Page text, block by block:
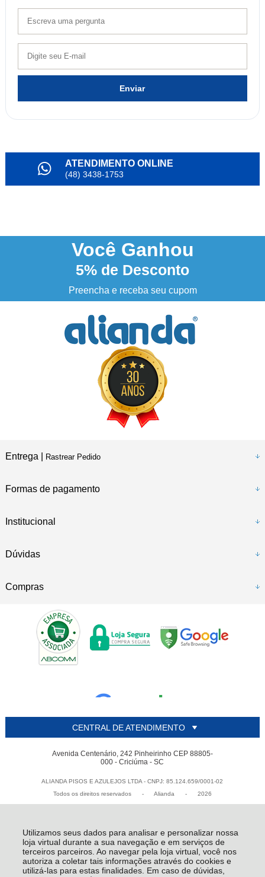
Utilizamos seus dados para analisar e personalizar nossa
loja virtual durante a sua navegação e em serviços de
terceiros parceiros. Ao navegar pela loja virtual, você nos
autoriza a coletar tais informações através do cookies e
utilizá-las para estas finalidades. Em caso de dúvidas,
Enviar
ATENDIMENTO ONLINE
(48) 3438-1753
NOSSO INSTAGRAM @alianda_oficial
3% DESCONTO à vista no boleto ou pix
Você Ganhou
5% de Desconto
Preencha e receba seu cupom
Entrega | Rastrear Pedido
Formas de pagamento
Institucional
Dúvidas
Compras
CENTRAL DE ATENDIMENTO
Avenida Centenário, 242 Pinheirinho CEP 88805-
000 - Criciúma - SC
ALIANDA PISOS E AZULEJOS LTDA - CNPJ: 85.124.659/0001-02
Todos os direitos reservados
- Alianda - 2026